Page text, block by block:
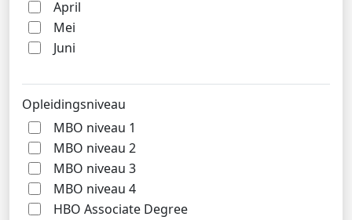
April
Mei
Juni
Opleidingsniveau
MBO niveau 1
MBO niveau 2
MBO niveau 3
MBO niveau 4
HBO Associate Degree